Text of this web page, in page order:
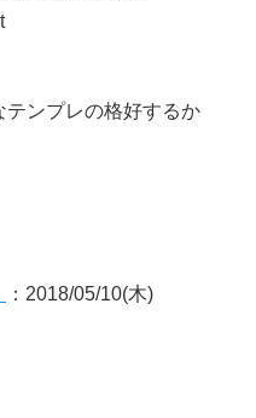
ンプレの格好するか
：2018/05/10(木)